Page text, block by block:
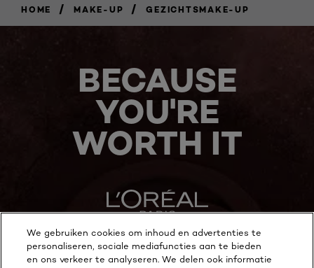
HOME / MAKE-UP / GEZICHTSMAKE-UP
BECAUSE
YOU'RE
WORTH IT
MEER ONTDEKKEN
We gebruiken cookies om inhoud en advertenties te
personaliseren, sociale mediafuncties aan te bieden
en ons verkeer te analyseren. We delen ook informatie